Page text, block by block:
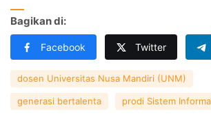
Bagikan di:
Facebook Twitter
dosen Universitas Nusa Mandiri (UNM)
generasi bertalenta prodi Sistem